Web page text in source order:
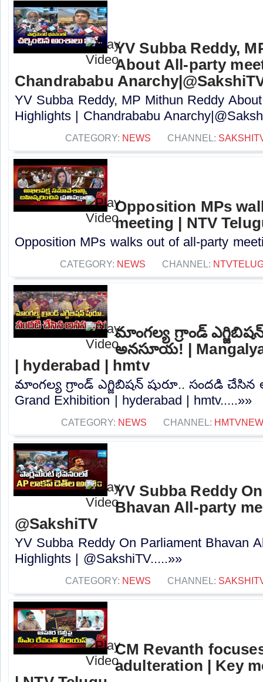
YV Subba Reddy,
About All-party
Chandrababu
YV Subba Reddy, MP Mithun Reddy
Highlights | Chandrababu
CATEGORY: NEWS CHANNEL:
Opposition MPs
meeting | NTV
Opposition MPs walks out of all-party
CATEGORY: NEWS CHANNEL:
మాంగల్య గ్రాండ్
అనసూయ! |
| hyderabad | hmtv
మాంగల్య గ్రాండ్ ఎగ్జిబిషన్ షురూ.. సందడి
Grand Exhibition | hyderabad | hmtv.....»»
CATEGORY: NEWS CHANNEL:
YV Subba Reddy
Bhavan All-party
@SakshiTV
YV Subba Reddy On Parliament Bhavan
Highlights | @SakshiTV.....»»
CATEGORY: NEWS CHANNEL:
CM Revanth
adulteration | Key